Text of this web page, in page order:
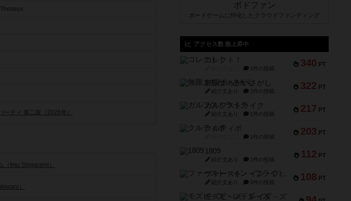
ーティ 第二版（2026年）
（Imu Shigarami）
）
ボドファン
ボードゲームに特化したクラウドファンディング
アクセス数 急上昇中
340 PT
コレクト！
1件の投稿
322 PT
無限まちがいさがし
紹介文あり 2件の投稿
217 PT
ガルフストライク
紹介文あり 1件の投稿
203 PT
クルティボ
1件の投稿
112 PT
1809
紹介文あり 1件の投稿
108 PT
ファースト・イン・フライト
紹介文あり 3件の投稿
モズビ－ズ・レイダ－ズ